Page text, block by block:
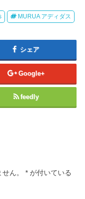
MURUA アディダス
シェア
Google+
feedly
ん。 * が付いている